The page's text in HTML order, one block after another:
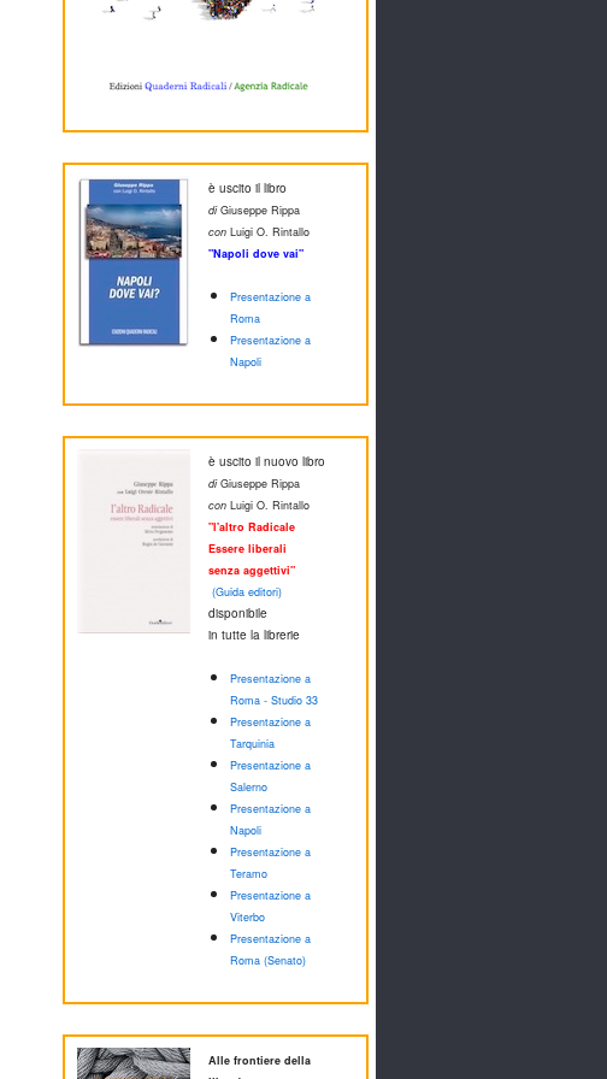
è uscito il libro
diGiuseppe Rippa
con Luigi O. Rintallo
"Napoli dove vai"
Presentazione a
Roma
Presentazione a
Napoli
è uscito il nuovo libro
diGiuseppe Rippa
con Luigi O. Rintallo
"l'altro Radicale
Essere liberali
senza aggettivi"
(Guida editori)
disponibile
in tutte la librerie
Presentazione a
Roma - Studio 33
Presentazione a
Tarquinia
Presentazione a
Salerno
Presentazione a
Napoli
Presentazione a
Teramo
Presentazione a
Viterbo
Presentazione a
Roma (Senato)
Alle frontiere della